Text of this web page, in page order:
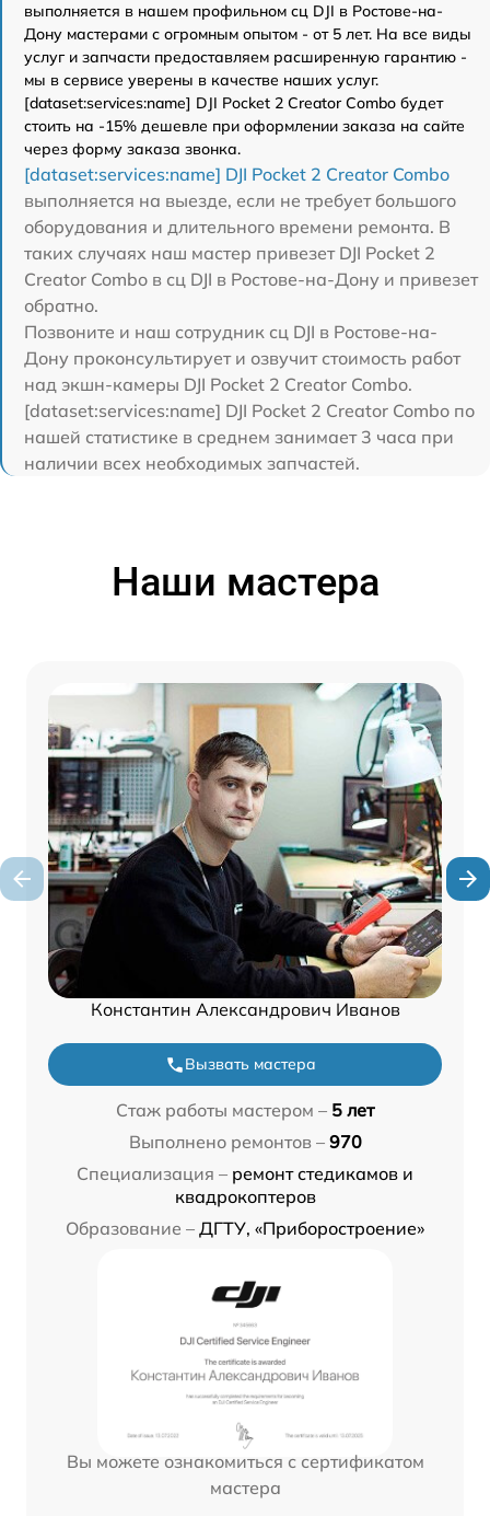
выполняется в нашем профильном сц DJI в Ростове-на-
Дону мастерами с огромным опытом - от 5 лет. На все виды
услуг и запчасти предоставляем расширенную гарантию -
мы в сервисе уверены в качестве наших услуг.
[dataset:services:name] DJI Pocket 2 Creator Combo будет
стоить на -15% дешевле при оформлении заказа на сайте
через форму заказа звонка.
[dataset:services:name] DJI Pocket 2 Creator Combo
выполняется на выезде, если не требует большого
оборудования и длительного времени ремонта. В
таких случаях наш мастер привезет DJI Pocket 2
Creator Combo в сц DJI в Ростове-на-Дону и привезет
обратно.
Позвоните и наш сотрудник сц DJI в Ростове-на-
Дону проконсультирует и озвучит стоимость работ
над экшн-камеры DJI Pocket 2 Creator Combo.
[dataset:services:name] DJI Pocket 2 Creator Combo по
нашей статистике в среднем занимает 3 часа при
наличии всех необходимых запчастей.
Наши мастера
Константин Александрович Иванов
Вызвать мастера
Стаж работы мастером – 5 лет
Выполнено ремонтов – 970
Специализация – ремонт стедикамов и
квадрокоптеров
Образование – ДГТУ, «Приборостроение»
Вы можете ознакомиться с сертификатом
мастера